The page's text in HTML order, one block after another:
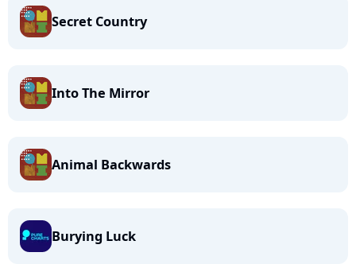
Secret Country
Into The Mirror
Animal Backwards
Burying Luck